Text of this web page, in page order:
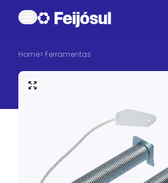
Home> Ferramentas